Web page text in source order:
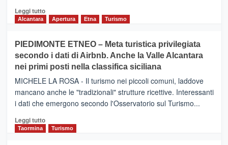
Leggi tuttoLeggi
CATANIA
–
Inaugurato
il
nuovo
collegamento
tra
e
Zanzibar
Alcantara Apertura Etna Turismo
PIEDIMONTE ETNEO – Meta turistica privilegiata
secondo i dati di Airbnb. Anche la Valle Alcantara
nei primi posti nella classifica siciliana
MICHELE LA ROSA - Il turismo nei piccoli comuni, laddove
mancano anche le "tradizionali" strutture ricettive. Interessanti
i dati che emergono secondo l'Osservatorio sul Turismo...
Leggi tuttoLeggi
Taormina Turismo